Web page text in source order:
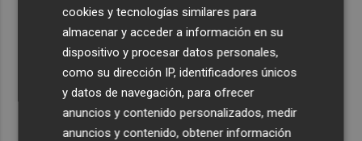
Aemet prevé peligro de incendios "muy alto" o
"extremo" en la mayor parte de la Península y Baleares
el día del eclipse
cookies y tecnologías similares para
almacenar y acceder a información en su
dispositivo y procesar datos personales,
como su dirección IP, identificadores únicos
y datos de navegación, para ofrecer
anuncios y contenido personalizados, medir
anuncios y contenido, obtener información